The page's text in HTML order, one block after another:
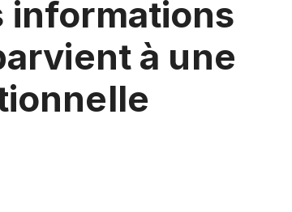
informations
à une